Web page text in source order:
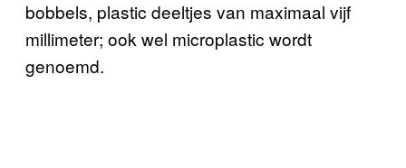
bobbels, plastic deeltjes van maximaal vijf
millimeter; ook wel microplastic wordt
genoemd.